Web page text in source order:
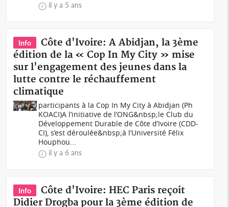
il y a 5 ans
Info
Côte d'Ivoire: A Abidjan, la 3ème
édition de la « Cop In My City » mise
sur l'engagement des jeunes dans la
lutte contre le réchauffement
climatique
participants à la Cop In My City à Abidjan (Ph
KOACI)A l’initiative de l’ONG&nbsp;le Club du
Développement Durable de Côte d’Ivoire (CDD-
CI), s’est déroulée&nbsp;à l’Université Félix
Houphou...
il y a 6 ans
Info
Côte d'Ivoire: HEC Paris reçoit
Didier Drogba pour la 3ème édition de